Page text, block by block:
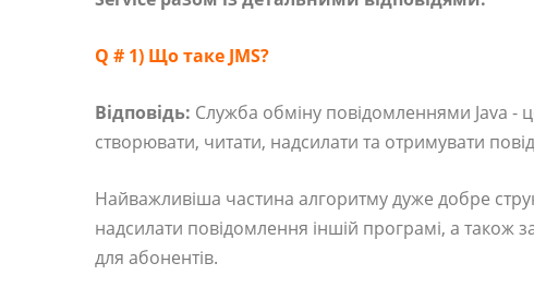
Q # 1) Що таке JMS?
Відповідь: Служба обміну повідомленнями Java -
створювати, читати, надсилати та отримувати
Найважливіша частина алгоритму дуже добре
надсилати повідомлення іншій програмі, а також
для абонентів.